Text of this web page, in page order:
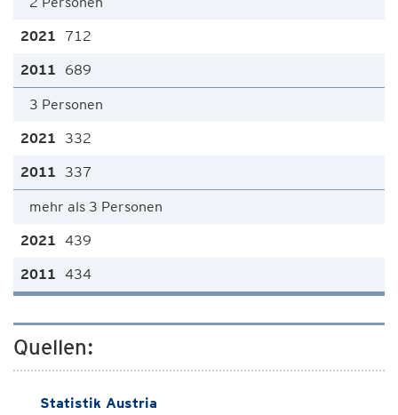
712
689
3 Personen
332
337
mehr als 3 Personen
439
434
Quellen:
Statistik Austria